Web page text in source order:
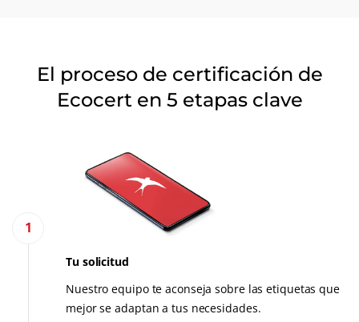
NUESTROS SECTORES COMERCIALES
Agroalimentario
Cosméticos
cual el producto está certificado
ISO código del país-BIO-154:
El proceso de certificación de
Ecocert en 5 etapas clave
1
Tu solicitud
Nuestro equipo te aconseja sobre las etiquetas que
mejor se adaptan a tus necesidades.